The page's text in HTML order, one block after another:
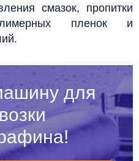
смазок, пропитки
пленок и
для